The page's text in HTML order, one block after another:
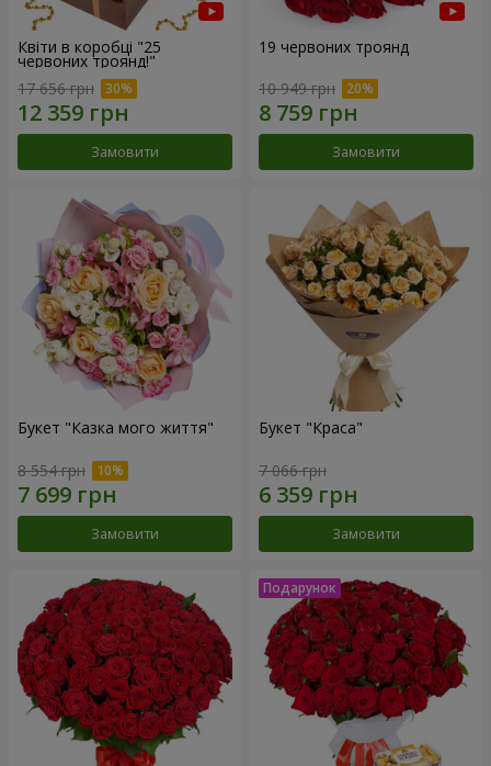
Квіти в коробці "25
червоних троянд!"
17 656 грн
Замовити
19 червоних троянд
10 949 грн
Замовити
Букет "Казка мого життя"
8 554 грн
Замовити
Букет "Краса"
7 066 грн
Замовити